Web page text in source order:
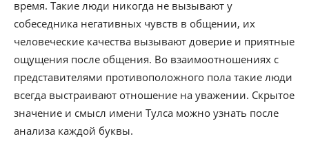
время. Такие люди никогда не вызывают у
собеседника негативных чувств в общении, их
человеческие качества вызывают доверие и приятные
ощущения после общения. Во взаимоотношениях с
представителями противоположного пола такие люди
всегда выстраивают отношение на уважении. Скрытое
значение и смысл имени Тулса можно узнать после
анализа каждой буквы.